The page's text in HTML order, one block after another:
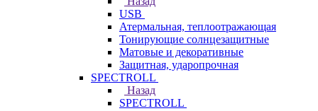
USB
Атермальная, теплоотражающая
Тонирующие солнцезащитные
Матовые и декоративные
Защитная, ударопрочная
SPECTROLL
Назад
SPECTROLL